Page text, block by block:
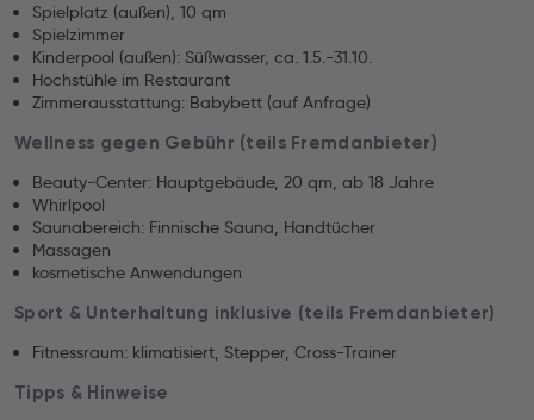
Spielplatz (außen), 10 qm
Spielzimmer
Kinderpool (außen): Süßwasser, ca. 1.5.-31.10.
Hochstühle im Restaurant
Zimmerausstattung: Babybett (auf Anfrage)
Wellness gegen Gebühr (teils Fremdanbieter)
Beauty-Center: Hauptgebäude, 20 qm, ab 18 Jahre
Whirlpool
Saunabereich: Finnische Sauna, Handtücher
Massagen
kosmetische Anwendungen
Sport & Unterhaltung inklusive (teils Fremdanbieter)
Fitnessraum: klimatisiert, Stepper, Cross-Trainer
Tipps & Hinweise